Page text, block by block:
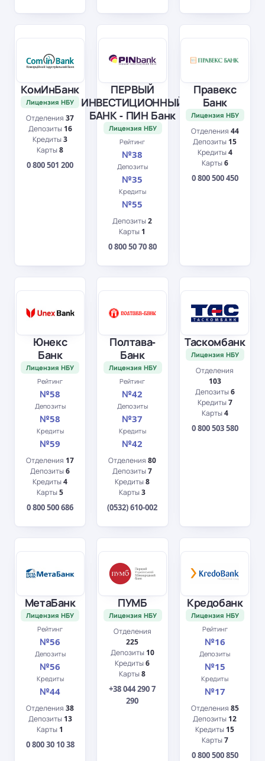
КомИнБанк
Лицензия НБУ
Отделения37
Депозиты 16
Кредиты3
Карты8
0 800 501 200
ПЕРВЫЙ
ИНВЕСТИЦИОННЫЙ
БАНК - ПИН Банк
Лицензия НБУ
Рейтинг
№38
Депозиты
№35
Кредиты
№55
Депозиты2
Карты 1
0 800 50 70 80
Правекс
Банк
Лицензия НБУ
Отделения 44
Депозиты 15
Кредиты4
Карты6
0 800 500 450
Юнекс
Банк
Лицензия НБУ
Рейтинг
№58
Депозиты
№58
Кредиты
№59
Отделения 17
Депозиты6
Кредиты4
Карты5
0 800 500 686
Полтава-
Банк
Лицензия НБУ
Рейтинг
№42
Депозиты
№37
Кредиты
№42
Отделения80
Депозиты7
Кредиты8
Карты3
(0532) 610-002
Таскомбанк
Лицензия НБУ
Отделения
103
Депозиты6
Кредиты7
Карты4
0 800 503 580
МетаБанк
Лицензия НБУ
Рейтинг
№56
Депозиты
№56
Кредиты
№44
Отделения38
Депозиты 13
Карты 1
0 800 30 10 38
ПУМБ
Лицензия НБУ
Отделения
225
Депозиты 10
Кредиты6
Карты8
+38 044 290 7
290
Кредобанк
Лицензия НБУ
Рейтинг
№16
Депозиты
№15
Кредиты
№17
Отделения 85
Депозиты 12
Кредиты 15
Карты7
0 800 500 850